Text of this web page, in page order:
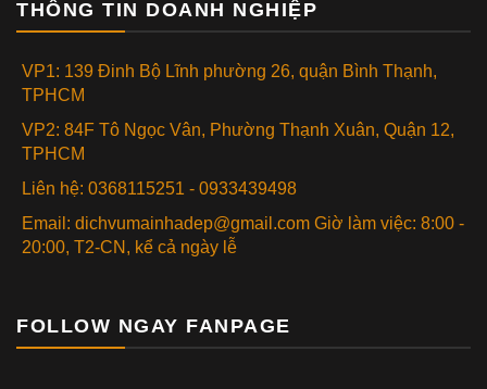
THÔNG TIN DOANH NGHIỆP
VP1: 139 Đinh Bộ Lĩnh phường 26, quận Bình Thạnh,
TPHCM
VP2: 84F Tô Ngọc Vân, Phường Thạnh Xuân, Quận 12,
TPHCM
Liên hệ: 0368115251 - 0933439498
Email: dichvumainhadep@gmail.com Giờ làm việc: 8:00 -
20:00, T2-CN, kể cả ngày lễ
FOLLOW NGAY FANPAGE